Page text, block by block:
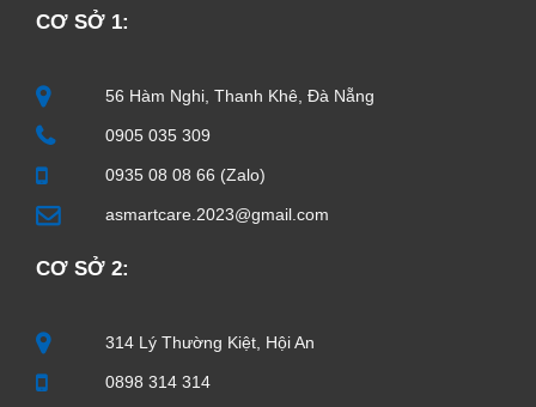
CƠ SỞ 1:
56 Hàm Nghi, Thanh Khê, Đà Nẵng
0905 035 309
0935 08 08 66 (Zalo)
asmartcare.2023@gmail.com
CƠ SỞ 2:
314 Lý Thường Kiệt, Hội An
0898 314 314